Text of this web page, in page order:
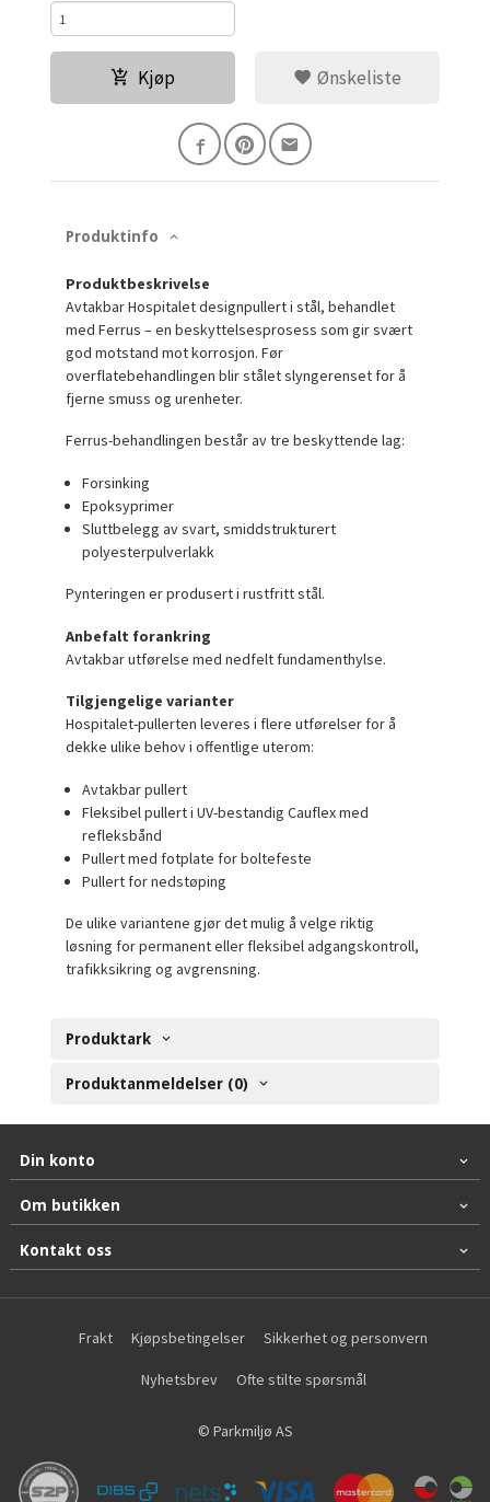
Kjøp Ønskeliste
Produktinfo
Produktbeskrivelse
Avtakbar Hospitalet designpullert i stål, behandlet
med Ferrus – en beskyttelsesprosess som gir svært
god motstand mot korrosjon. Før
overflatebehandlingen blir stålet slyngerenset for å
fjerne smuss og urenheter.
Ferrus-behandlingen består av tre beskyttende lag:
Forsinking
Epoksyprimer
Sluttbelegg av svart, smiddstrukturert
polyesterpulverlakk
Pynteringen er produsert i rustfritt stål.
Anbefalt forankring
Avtakbar utførelse med nedfelt fundamenthylse.
Tilgjengelige varianter
Hospitalet-pullerten leveres i flere utførelser for å
dekke ulike behov i offentlige uterom:
Avtakbar pullert
Fleksibel pullert i UV-bestandig Cauflex med
refleksbånd
Pullert med fotplate for boltefeste
Pullert for nedstøping
De ulike variantene gjør det mulig å velge riktig
løsning for permanent eller fleksibel adgangskontroll,
trafikksikring og avgrensning.
Produktark
Produktanmeldelser (0)
Din konto
Om butikken
Kontakt oss
Frakt Kjøpsbetingelser Sikkerhet og personvern
Nyhetsbrev Ofte stilte spørsmål
© Parkmiljø AS